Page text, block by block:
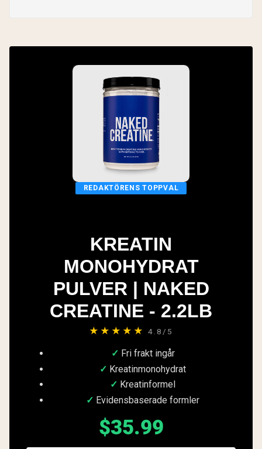
REDAKTÖRENS TOPPVAL
KREATIN
MONOHYDRAT
PULVER | NAKED
CREATINE - 2.2LB
★★★★★ 4.8/5
Fri frakt ingår
Kreatinmonohydrat
Kreatinformel
Evidensbaserade formler
$35.99